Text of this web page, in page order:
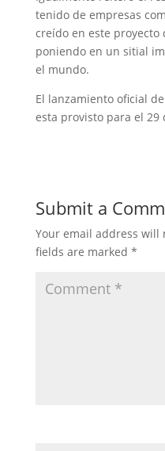
tenido de empresas
creído en este proyecto
poniendo en un sitial
el mundo.
El lanzamiento oficial
esta provisto para el 29
Submit a
Your email address will
fields are marked *